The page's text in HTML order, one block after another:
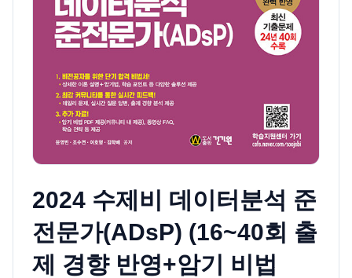
2024 수제비 데이터분석 준
전문가(ADsP) (16~40회 출
제 경향 반영+암기 비법